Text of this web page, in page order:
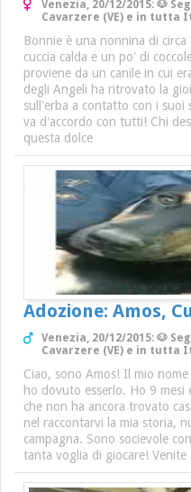
Venezia, 20/12/2015: 🐶
Cavarzere (VE) e in tutta
Bonnie è una nonnina di
cuccia calda e un po' di
proviene da un canile in cui
degli Angeli ha ritrovato la
sull'erba a contatto con i suoi
va d'accordo con tutti! Chi
questa dolce
Adozione: Amos,
Venezia, 20/12/2015: 🐶
Cavarzere (VE) e in tutta
Ciao, sono Amos! Il mio
ho dovuto esserlo. Ho 9
che non ha ancora trovato
nel raccontarvi la mia storia,
campagna. Sono socievole
tanta voglia di giocare!